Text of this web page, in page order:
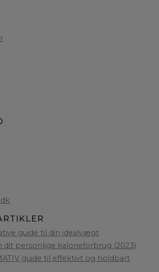
guide til din idealvægt
dit personlige kalorieforbrug (2023)
guide til effektivt og holdbart